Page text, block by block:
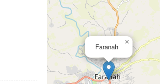
Faranah
×